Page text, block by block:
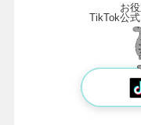
お
TikTok公